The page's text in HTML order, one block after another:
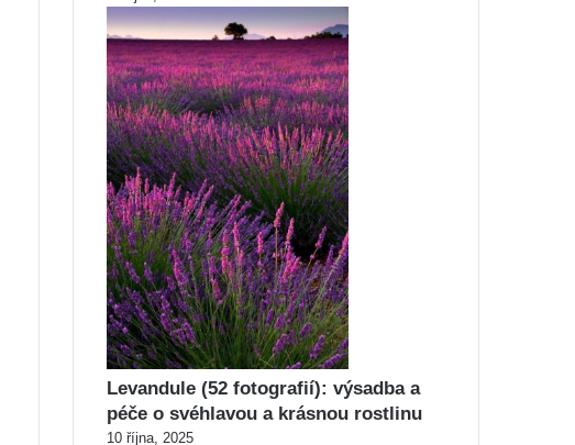
Levandule (52 fotografií): výsadba a
péče o svéhlavou a krásnou rostlinu
10 října, 2025